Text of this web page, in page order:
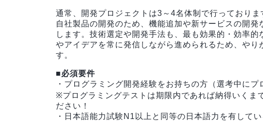
通常、開発プロジェクトは3～4名体制で行っておりま
自社製品の開発のため、機能追加や新サービスの開
します。技術選定や開発手法も、最も効果的・効率
やアイデアを常に発信しながら進められるため、や
す。
■必須要件
・プログラミング開発経験をお持ちの方（選考中に
※プログラミングテストは期限内であれば納得いくま
ださい！
・日本語能力試験N1以上と同等の日本語力を有して